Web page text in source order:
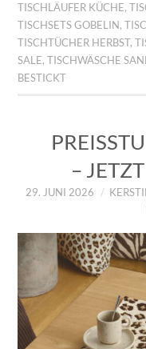
TISCHLÄUFER KÜCHE,
TISCHSETS GOBELIN ,
TISCHTÜCHER HERBST,
SALE,TISCHWÄSCHE
BESTICKT
–
29. JUNI 2026